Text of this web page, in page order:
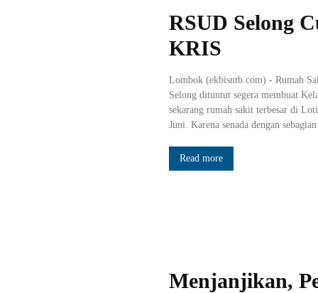
RSUD Selong
KRIS
Lombok (ekbisntb.com) - Rumah
Selong dituntut segera membuat
sekarang rumah sakit terbesar di
Juni. Karena senada dengan
Read more
Menjanjikan,